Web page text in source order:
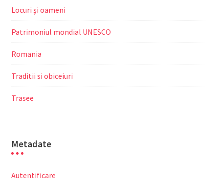
Locuri şi oameni
Patrimoniul mondial UNESCO
Romania
Traditii si obiceiuri
Trasee
Metadate
Autentificare